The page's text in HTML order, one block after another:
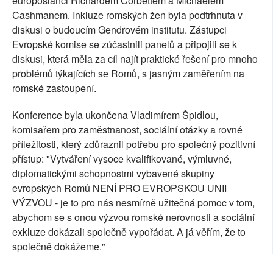
Cashmanem. Inkluze romských žen byla podtrhnuta v
diskusi o budoucím Gendrovém institutu. Zástupci
Evropské komise se zúčastnili panelů a připojili se k
diskusi, která měla za cíl najít praktické řešení pro mnoho
problémů týkajících se Romů, s jasným zaměřením na
romské zastoupení.
Konference byla ukončena Vladimírem Špidlou,
komisařem pro zaměstnanost, sociální otázky a rovné
příležitosti, který zdůraznil potřebu pro společný pozitivní
přístup: "Vytváření vysoce kvalifikované, výmluvné,
diplomatickými schopnostmi vybavené skupiny
evropských Romů NENÍ PRO EVROPSKOU UNII
VÝZVOU - je to pro nás nesmírně užitečná pomoc v tom,
abychom se s onou výzvou romské nerovnosti a sociální
exkluze dokázali společně vypořádat. A já věřím, že to
společně dokážeme."